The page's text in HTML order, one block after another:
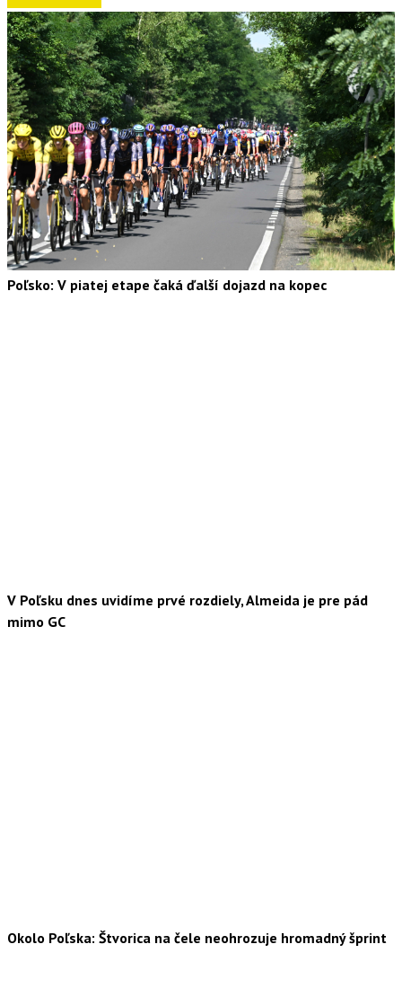
Poľsko: V piatej etape čaká ďalší dojazd na kopec
V Poľsku dnes uvidíme prvé rozdiely, Almeida je pre pád
mimo GC
Okolo Poľska: Štvorica na čele neohrozuje hromadný šprint